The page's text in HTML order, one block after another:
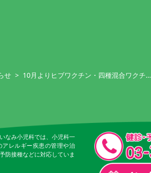
せ > 10月よりヒブワクチン・四種混合ワクチ…
なみ小児科では、小児科一
レルギー疾患の管理や治
防接種などに対応していま